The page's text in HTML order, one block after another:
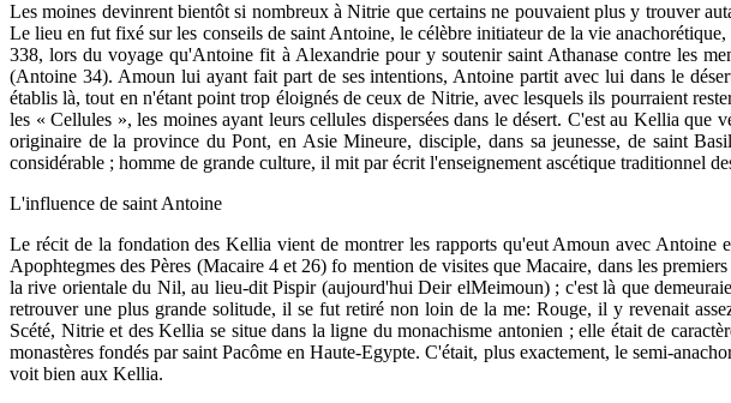
Les moines devinrent bientôt si nombreux à Nitrie que certains ne pouvaient plus y trouver
Le lieu en fut fixé sur les conseils de saint Antoine, le célèbre initiateur de la vie
338, lors du voyage qu'Antoine fit à Alexandrie pour y soutenir saint Athanase contre les
(Antoine 34). Amoun lui ayant fait part de ses intentions, Antoine partit avec lui dans le
établis là, tout en n'étant point trop éloignés de ceux de Nitrie, avec lesquels ils pourraient
les « Cellules », les moines ayant leurs cellules dispersées dans le désert. C'est au Kellia
originaire de la province du Pont, en Asie Mineure, disciple, dans sa jeunesse, de saint
considérable ; homme de grande culture, il mit par écrit l'enseignement ascétique traditionnel
L'influence de saint Antoine
Le récit de la fondation des Kellia vient de montrer les rapports qu'eut Amoun avec
Apophtegmes des Pères (Macaire 4 et 26) fo mention de visites que Macaire, dans les
la rive orientale du Nil, au lieu-dit Pispir (aujourd'hui Deir elMeimoun) ; c'est là que
retrouver une plus grande solitude, il se fut retiré non loin de la me: Rouge, il y revenait
Scété, Nitrie et des Kellia se situe dans la ligne du monachisme antonien ; elle était de
monastères fondés par saint Pacôme en Haute-Egypte. C'était, plus exactement, le semi-
voit bien aux Kellia.